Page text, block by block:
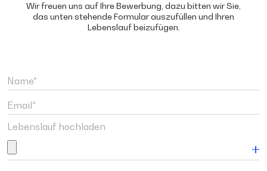
Wir freuen uns auf Ihre Bewerbung, dazu bitten wir Sie,
das unten stehende Formular auszufüllen und Ihren
Lebenslauf beizufügen.
Lebenslauf hochladen